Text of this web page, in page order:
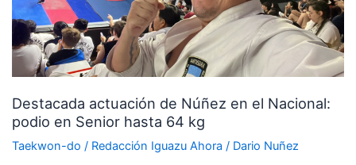
Destacada actuación de Núñez en el Nacional:
podio en Senior hasta 64 kg
Taekwon-do / Redacción Iguazu Ahora / Dario Nuñez
en
Nacional:
podio
Senior
hasta
64